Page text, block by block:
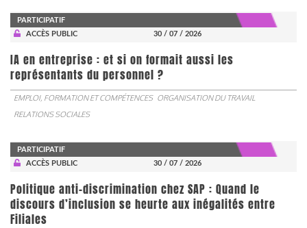
PARTICIPATIF
ACCÈS PUBLIC
30 / 07 / 2026
IA en entreprise : et si on formait aussi les
représentants du personnel ?
EMPLOI, FORMATION ET COMPÉTENCES ORGANISATION DU TRAVAIL
RELATIONS SOCIALES
PARTICIPATIF
ACCÈS PUBLIC
30 / 07 / 2026
Politique anti-discrimination chez SAP : Quand le
discours d’inclusion se heurte aux inégalités entre
Filiales